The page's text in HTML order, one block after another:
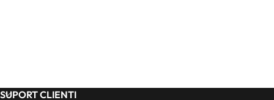
SUPORT CLIENTI